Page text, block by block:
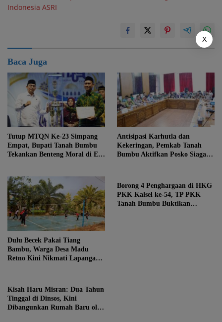
Indonesia ASRI
Baca Juga
Tutup MTQN Ke-23 Simpang
Empat, Bupati Tanah Bumbu
Tekankan Benteng Moral di Era
Antisipasi Karhutla dan
Kekeringan, Pemkab Tanah
Bumbu Aktifkan Posko Siaga
Dulu Becek Pakai Tiang
Bambu, Warga Desa Madu
Retno Kini Nikmati Lapangan
Borong 4 Penghargaan di HKG
PKK Kalsel ke-54, TP PKK
Tanah Bumbu Buktikan
Kisah Haru Misran: Dua Tahun
Tinggal di Dinsos, Kini
Dibangunkan Rumah Baru oleh
X